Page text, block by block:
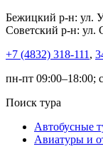
Бежицкий р-н: ул.
Советский р-н: ул.
+7 (4832) 318-111 ,
пн-пт 09:00–18:00;
Поиск тура
Автобусные
Авиатуры и